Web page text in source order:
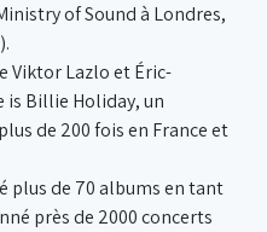
of Sound à Londres,
Viktor Lazlo et Éric-
is Billie Holiday, un
de 200 fois en France et
plus de 70 albums en tant
près de 2000 concerts